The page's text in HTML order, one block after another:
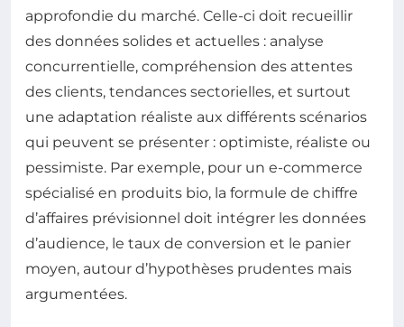
approfondie du marché. Celle-ci doit recueillir
des données solides et actuelles : analyse
concurrentielle, compréhension des attentes
des clients, tendances sectorielles, et surtout
une adaptation réaliste aux différents scénarios
qui peuvent se présenter : optimiste, réaliste ou
pessimiste. Par exemple, pour un e-commerce
spécialisé en produits bio, la formule de chiffre
d’affaires prévisionnel doit intégrer les données
d’audience, le taux de conversion et le panier
moyen, autour d’hypothèses prudentes mais
argumentées.